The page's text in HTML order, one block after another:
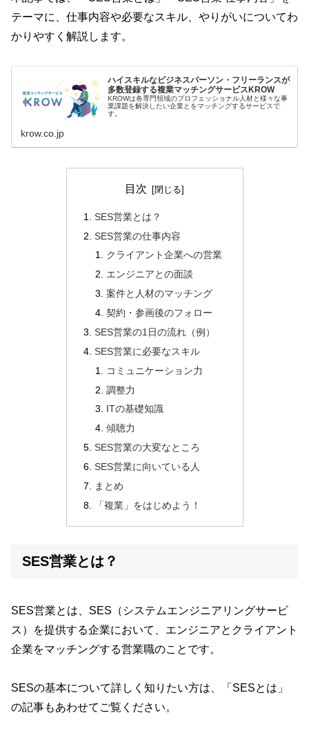
テーマに、仕事内容や必要なスキル、やりがいについてわ
かりやすく解説します。
ハイスキルなビジネスパーソン・フリーランスが
多数登録する複業マッチングサービスKROW
KROWは各専門領域のプロフェッショナル人材と様々な事
業課題を解決したい企業とをマッチングするサービスで
す。
krow.co.jp
目次
SES営業とは？
SES営業の仕事内容
クライアント企業への営業
エンジニアとの面談
案件と人材のマッチング
契約・参画後のフォロー
SES営業の1日の流れ（例）
SES営業に必要なスキル
コミュニケーション力
調整力
ITの基礎知識
傾聴力
SES営業の大変なところ
SES営業に向いている人
まとめ
「複業」をはじめよう！
SES営業とは？
SES営業とは、SES（システムエンジニアリングサービ
ス）を提供する企業において、エンジニアとクライアント
企業をマッチングする営業職のことです。
SESの基本について詳しく知りたい方は、「SESとは」
の記事もあわせてご覧ください。